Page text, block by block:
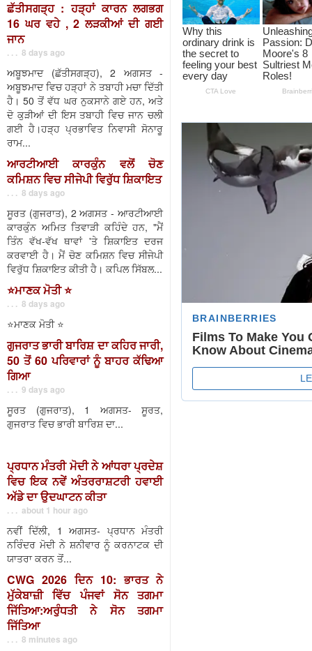
ਛੱਤੀਸਗੜ੍ਹ : ਹੜ੍ਹਾਂ ਕਾਰਨ ਲਗਭਗ
16 ਘਰ ਵਹੇ , 2 ਲੜਕੀਆਂ ਦੀ ਗਈ
ਜਾਨ
. . . 8 days ago
ਅਬੂਝਮਾਦ (ਛੱਤੀਸਗੜ੍ਹ), 2 ਅਗਸਤ -
ਅਬੂਝਮਾਦ ਵਿਚ ਹੜ੍ਹਾਂ ਨੇ ਤਬਾਹੀ ਮਚਾ ਦਿੱਤੀ
ਹੈ। 50 ਤੋਂ ਵੱਧ ਘਰ ਨੁਕਸਾਨੇ ਗਏ ਹਨ, ਅਤੇ
ਦੋ ਕੁੜੀਆਂ ਦੀ ਇਸ ਤਬਾਹੀ ਵਿਚ ਜਾਨ ਚਲੀ
ਗਈ ਹੈ।ਹੜ੍ਹ ਪ੍ਰਭਾਵਿਤ ਨਿਵਾਸੀ ਸੋਨਾਰੂ
ਰਾਮ...
ਆਰਟੀਆਈ ਕਾਰਕੁੰਨ ਵਲੋਂ ਚੋਣ
ਕਮਿਸ਼ਨ ਵਿਚ ਸੀਜੇਪੀ ਵਿਰੁੱਧ ਸ਼ਿਕਾਇਤ
. . . 8 days ago
ਸੂਰਤ (ਗੁਜਰਾਤ), 2 ਅਗਸਤ - ਆਰਟੀਆਈ
ਕਾਰਕੁੰਨ ਅਮਿਤ ਤਿਵਾੜੀ ਕਹਿੰਦੇ ਹਨ, "ਮੈਂ
ਤਿੰਨ ਵੱਖ-ਵੱਖ ਥਾਵਾਂ 'ਤੇ ਸ਼ਿਕਾਇਤ ਦਰਜ
ਕਰਵਾਈ ਹੈ। ਮੈਂ ਚੋਣ ਕਮਿਸ਼ਨ ਵਿਚ ਸੀਜੇਪੀ
ਵਿਰੁੱਧ ਸ਼ਿਕਾਇਤ ਕੀਤੀ ਹੈ। ਕਪਿਲ ਸਿੱਬਲ...
⭐️ਮਾਣਕ ਮੋਤੀ ⭐️
. . . 8 days ago
⭐️ਮਾਣਕ ਮੋਤੀ ⭐️
ਗੁਜਰਾਤ ਭਾਰੀ ਬਾਰਿਸ਼ ਦਾ ਕਹਿਰ ਜਾਰੀ,
50 ਤੋਂ 60 ਪਰਿਵਾਰਾਂ ਨੂੰ ਬਾਹਰ ਕੱਢਿਆ
ਗਿਆ
. . . 9 days ago
ਸੂਰਤ (ਗੁਜਰਾਤ), 1 ਅਗਸਤ- ਸੂਰਤ,
ਗੁਜਰਾਤ ਵਿਚ ਭਾਰੀ ਬਾਰਿਸ਼ ਦਾ...
ਪ੍ਰਧਾਨ ਮੰਤਰੀ ਮੋਦੀ ਨੇ ਆਂਧਰਾ ਪ੍ਰਦੇਸ਼
ਵਿਚ ਇਕ ਨਵੇਂ ਅੰਤਰਰਾਸ਼ਟਰੀ ਹਵਾਈ
ਅੱਡੇ ਦਾ ਉਦਘਾਟਨ ਕੀਤਾ
. . . about 1 hour ago
ਨਵੀਂ ਦਿੱਲੀ, 1 ਅਗਸਤ- ਪ੍ਰਧਾਨ ਮੰਤਰੀ
ਨਰਿੰਦਰ ਮੋਦੀ ਨੇ ਸ਼ਨੀਵਾਰ ਨੂੰ ਕਰਨਾਟਕ ਦੀ
ਯਾਤਰਾ ਕਰਨ ਤੋਂ...
CWG 2026 ਦਿਨ 10: ਭਾਰਤ ਨੇ
ਮੁੱਕੇਬਾਜ਼ੀ ਵਿੱਚ ਪੰਜਵਾਂ ਸੋਨ ਤਗਮਾ
ਜਿੱਤਿਆ:ਅਰੁੰਧਤੀ ਨੇ ਸੋਨ ਤਗਮਾ
ਜਿੱਤਿਆ
. . . 8 minutes ago